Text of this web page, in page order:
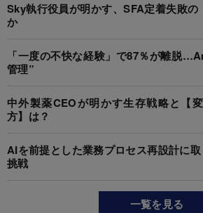
Sky執行役員が明かす、SFA定着失敗
か
「一度の不快な経験」で87％が離脱
管理”
中外製薬CEOが明かす生存戦略と【
方】は？
AIを前提とした業務プロセス再設計に
挑戦
一覧を見る